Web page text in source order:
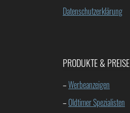
Datenschutzerklärung
PRODUKTE & PREISE
–Werbeanzeigen
– Oldtimer Spezialisten